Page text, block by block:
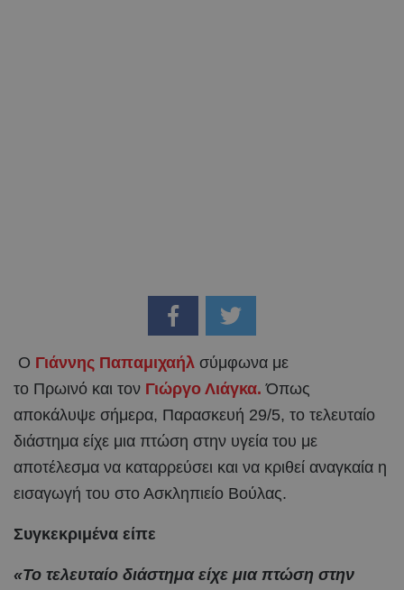
O Γιάννης Παπαμιχαήλ σύμφωνα με
το Πρωινό και τον Γιώργο Λιάγκα. Όπως
αποκάλυψε σήμερα, Παρασκευή 29/5, το τελευταίο
διάστημα είχε μια πτώση στην υγεία του με
αποτέλεσμα να καταρρεύσει και να κριθεί αναγκαία η
εισαγωγή του στο Ασκληπιείο Βούλας.
Συγκεκριμένα είπε
«Το τελευταίο διάστημα είχε μια πτώση στην